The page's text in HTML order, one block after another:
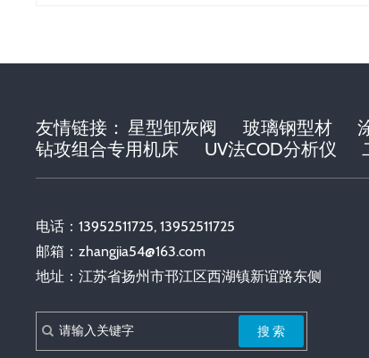
友情链接： 星型卸灰阀 玻璃钢型材
钻攻组合专用机床
UV法COD分析仪
电话：13952511725, 13952511725
邮箱：zhangjia54@163.com
地址：江苏省扬州市邗江区西湖镇新谊路东侧